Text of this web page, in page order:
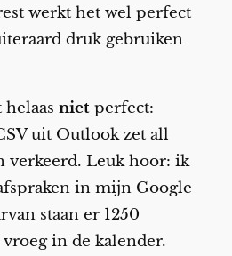
werkt het wel perfect
druk gebruiken
nietperfect:
uit Outlook zet all
verkeerd. Leuk hoor: ik
in mijn Google
staan er 1250
in de kalender.